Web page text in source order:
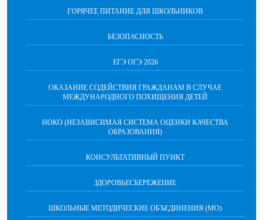
ГОРЯЧЕЕ ПИТАНИЕ ДЛЯ ШКОЛЬНИКОВ
БЕЗОПАСНОСТЬ
ЕГЭ ОГЭ 2026
ОКАЗАНИЕ СОДЕЙСТВИЯ ГРАЖДАНАМ В СЛУЧАЕ
МЕЖДУНАРОДНОГО ПОХИЩЕНИЯ ДЕТЕЙ
НОКО (НЕЗАВИСИМАЯ СИСТЕМА ОЦЕНКИ КАЧЕСТВА
ОБРАЗОВАНИЯ)
КОНСУЛЬТАТИВНЫЙ ПУНКТ
ЗДОРОВЬЕСБЕРЕЖЕНИЕ
ШКОЛЬНЫЕ МЕТОДИЧЕСКИЕ ОБЪЕДИНЕНИЯ (МО)